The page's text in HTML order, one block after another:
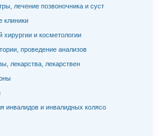
лечение позвоночника и суст
клиники
хирургии и косметологии
проведение анализов
лекарства, лекарствен
инвалидов и инвалидных колясо